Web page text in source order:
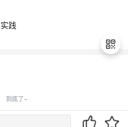
践
到底了~